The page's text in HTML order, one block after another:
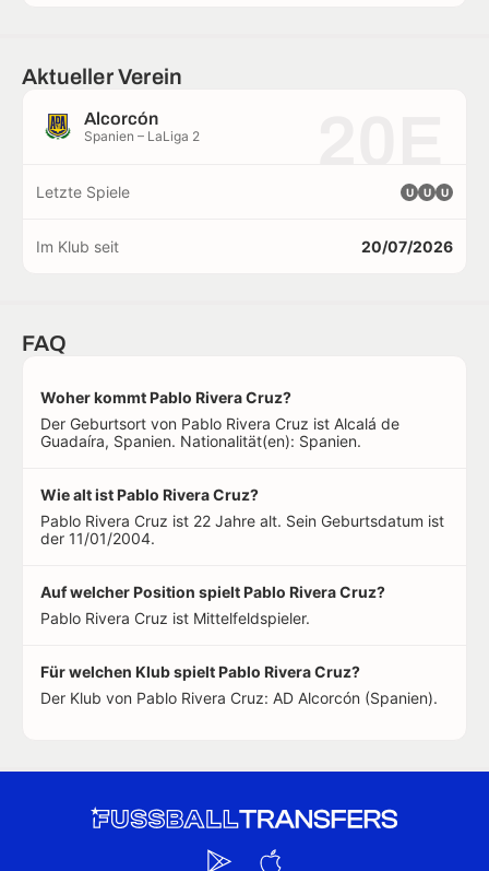
Aktueller Verein
Alcorcón
Spanien – LaLiga 2
Letzte Spiele U U U
Im Klub seit 20/07/2026
FAQ
Woher kommt Pablo Rivera Cruz?
Der Geburtsort von Pablo Rivera Cruz ist Alcalá de
Guadaíra, Spanien. Nationalität(en): Spanien.
Wie alt ist Pablo Rivera Cruz?
Pablo Rivera Cruz ist 22 Jahre alt. Sein Geburtsdatum ist
der 11/01/2004.
Auf welcher Position spielt Pablo Rivera Cruz?
Pablo Rivera Cruz ist Mittelfeldspieler.
Für welchen Klub spielt Pablo Rivera Cruz?
Der Klub von Pablo Rivera Cruz: AD Alcorcón (Spanien).